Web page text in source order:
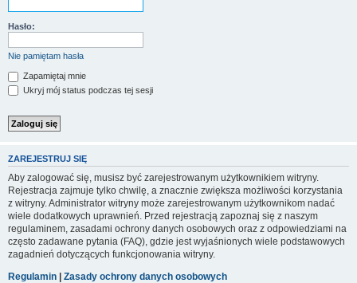
Hasło:
Nie pamiętam hasła
Zapamiętaj mnie
Ukryj mój status podczas tej sesji
ZAREJESTRUJ SIĘ
Aby zalogować się, musisz być zarejestrowanym użytkownikiem witryny.
Rejestracja zajmuje tylko chwilę, a znacznie zwiększa możliwości korzystania
z witryny. Administrator witryny może zarejestrowanym użytkownikom nadać
wiele dodatkowych uprawnień. Przed rejestracją zapoznaj się z naszym
regulaminem, zasadami ochrony danych osobowych oraz z odpowiedziami na
często zadawane pytania (FAQ), gdzie jest wyjaśnionych wiele podstawowych
zagadnień dotyczących funkcjonowania witryny.
Regulamin | Zasady ochrony danych osobowych